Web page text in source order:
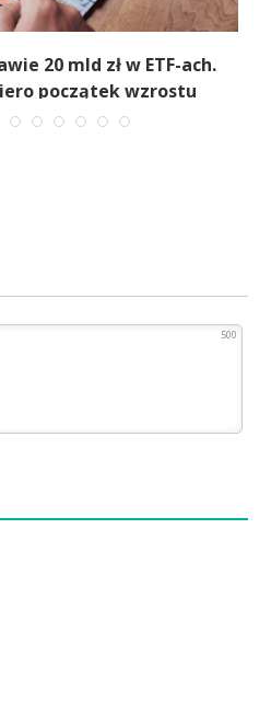
20 mld zł w ETF-ach.
początek wzrostu
500